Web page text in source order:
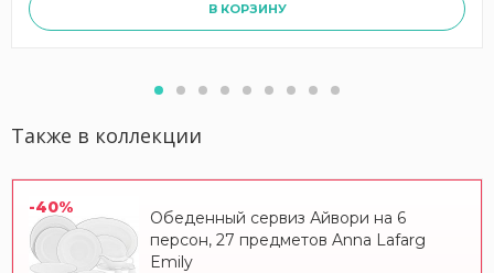
В КОРЗИНУ
Также в коллекции
-40%
Обеденный сервиз Айвори на 6
персон, 27 предметов Anna Lafarg
Emily